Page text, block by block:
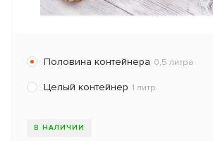
Половина контейнера 0,5 литра
Целый контейнер 1 литр
В НАЛИЧИИ